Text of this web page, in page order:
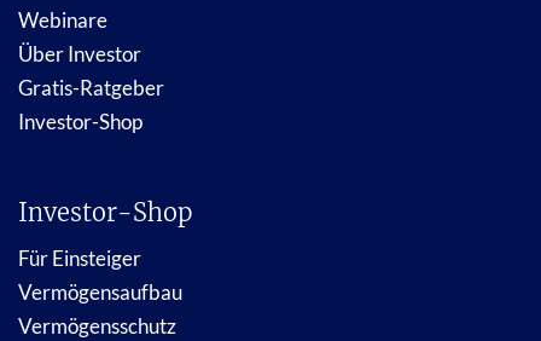
Webinare
Über Investor
Gratis-Ratgeber
Investor-Shop
Investor-Shop
Für Einsteiger
Vermögensaufbau
Vermögensschutz